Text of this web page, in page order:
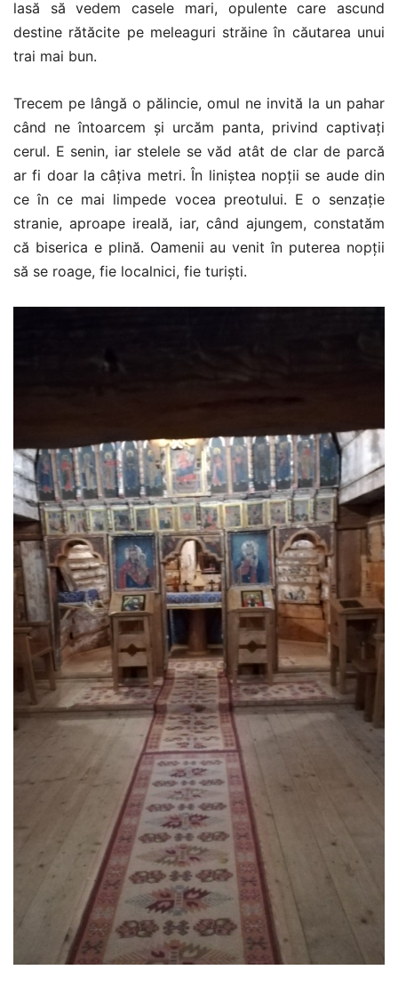
lasă să vedem casele mari, opulente care ascund
destine rătăcite pe meleaguri străine în căutarea unui
trai mai bun.
Trecem pe lângă o pălincie, omul ne invită la un pahar
când ne întoarcem și urcăm panta, privind captivați
cerul. E senin, iar stelele se văd atât de clar de parcă
ar fi doar la câțiva metri. În liniștea nopții se aude din
ce în ce mai limpede vocea preotului. E o senzație
stranie, aproape ireală, iar, când ajungem, constatăm
că biserica e plină. Oamenii au venit în puterea nopții
să se roage, fie localnici, fie turiști.